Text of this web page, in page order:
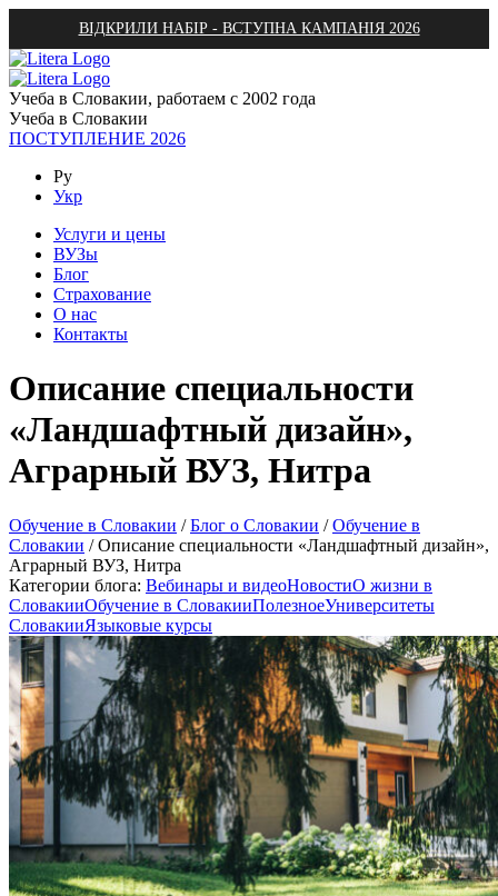
ВІДКРИЛИ НАБІР - ВСТУПНА КАМПАНІЯ 2026
Учеба в Словакии, работаем с 2002 года
Учеба в Словакии
ПОСТУПЛЕНИЕ 2026
Ру
Укр
Услуги и цены
ВУЗы
Блог
Страхование
О нас
Контакты
Описание специальности
«Ландшафтный дизайн»,
Аграрный ВУЗ, Нитра
Обучение в Словакии /Блог о Словакии /Обучение в
Словакии /Описание специальности «Ландшафтный дизайн»,
Аграрный ВУЗ, Нитра
Категории блога: Вебинары и видеоНовостиО жизни в
СловакииОбучение в СловакииПолезноеУниверситеты
СловакииЯзыковые курсы